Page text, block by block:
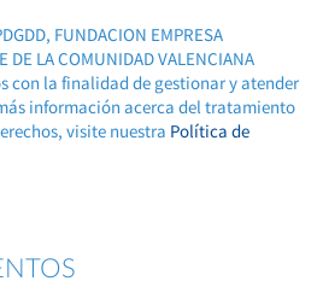
FUNDACION EMPRESA
DE LA COMUNIDAD VALENCIANA
con la finalidad de gestionar y atender
información acerca del tratamiento
visite nuestra Política de